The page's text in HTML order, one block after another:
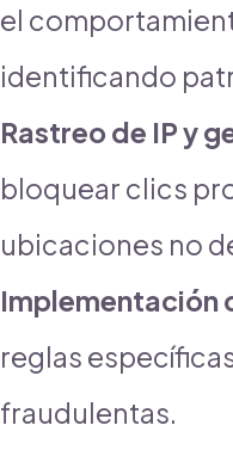
el
identificando
Rastreo de IP y
bloquear clics
ubicaciones no
Implementación
reglas
fraudulentas.